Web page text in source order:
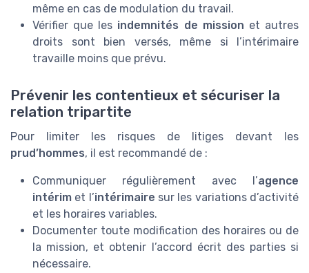
même en cas de modulation du travail.
Vérifier que les indemnités de mission et autres
droits sont bien versés, même si l’intérimaire
travaille moins que prévu.
Prévenir les contentieux et sécuriser la
relation tripartite
Pour limiter les risques de litiges devant les
prud’hommes, il est recommandé de :
Communiquer régulièrement avec l’agence
intérim et l’intérimaire sur les variations d’activité
et les horaires variables.
Documenter toute modification des horaires ou de
la mission, et obtenir l’accord écrit des parties si
nécessaire.